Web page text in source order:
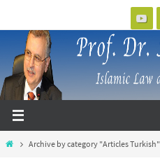
to
content
HomeArchive by category "Articles Turkish"